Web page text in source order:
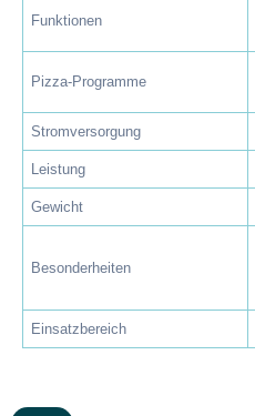
Funktionen
Pizza-Programme
Stromversorgung
Leistung
Gewicht
Besonderheiten
Einsatzbereich